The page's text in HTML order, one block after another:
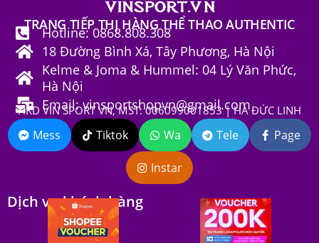
TRANG TIẾP THỊ HÀNG THỂ THAO AUTHENTIC
Hotline: 0868.808.308
18 Đường Bình Xá, Tây Phương, Hà Nội
Kelme & Joma & Hummel: 04 Lý Văn Phức,
Hà Nội
Email: vinsportshopvn@gmail.com
HKD VIN SPORT VN, MST: 006099001853 | HÀ ĐỨC LINH
Mess Tiktok Wa Tele Page
Instar
Dịch vụ khách hàng